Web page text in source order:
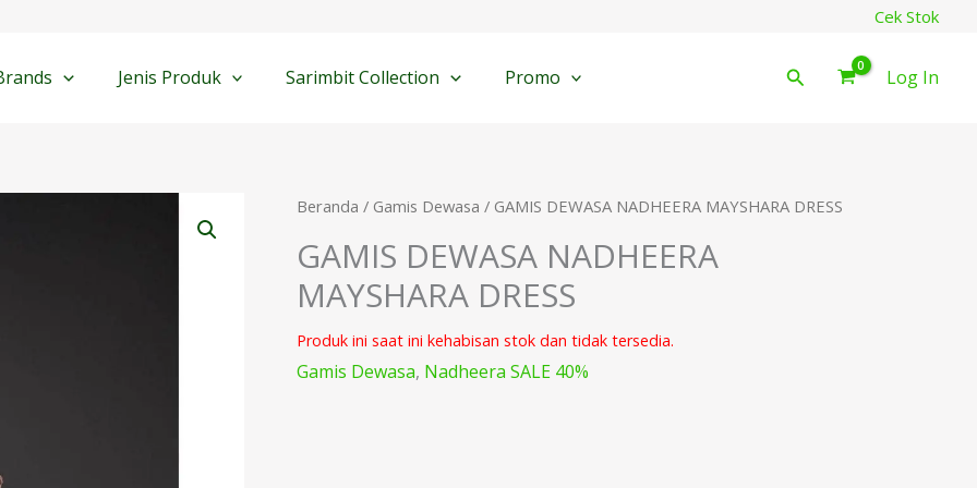
Cek Stok
Jenis Produk Sarimbit Collection Promo Cari Log In
Beranda / Gamis Dewasa / GAMIS DEWASA NADHEERA MAYSHARA DRESS
GAMIS DEWASA NADHEERA
MAYSHARA DRESS
Produk ini saat ini kehabisan stok dan tidak tersedia.
Gamis Dewasa, Nadheera SALE 40%